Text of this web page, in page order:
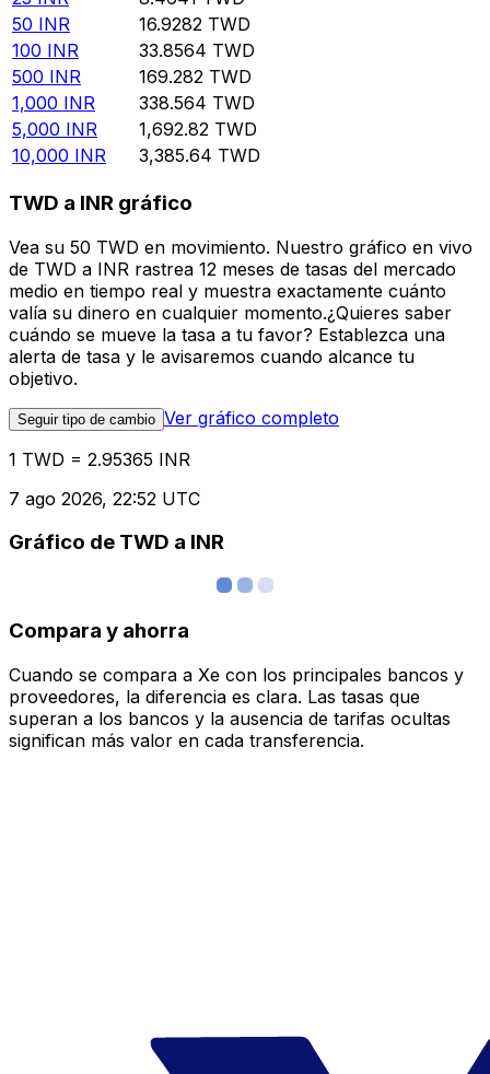
50 INR 16.9282 TWD
100 INR 33.8564 TWD
500 INR 169.282 TWD
1,000 INR 338.564 TWD
5,000 INR 1,692.82 TWD
10,000 INR 3,385.64 TWD
TWD a INR gráfico
Vea su 50 TWD en movimiento. Nuestro gráfico en vivo
de TWD a INR rastrea 12 meses de tasas del mercado
medio en tiempo real y muestra exactamente cuánto
valía su dinero en cualquier momento.¿Quieres saber
cuándo se mueve la tasa a tu favor? Establezca una
alerta de tasa y le avisaremos cuando alcance tu
objetivo.
Seguir tipo de cambio Ver gráfico completo
1 TWD = 2.95365 INR
7 ago 2026, 22:52 UTC
Gráfico de TWD a INR
Compara y ahorra
Cuando se compara a Xe con los principales bancos y
proveedores, la diferencia es clara. Las tasas que
superan a los bancos y la ausencia de tarifas ocultas
significan más valor en cada transferencia.